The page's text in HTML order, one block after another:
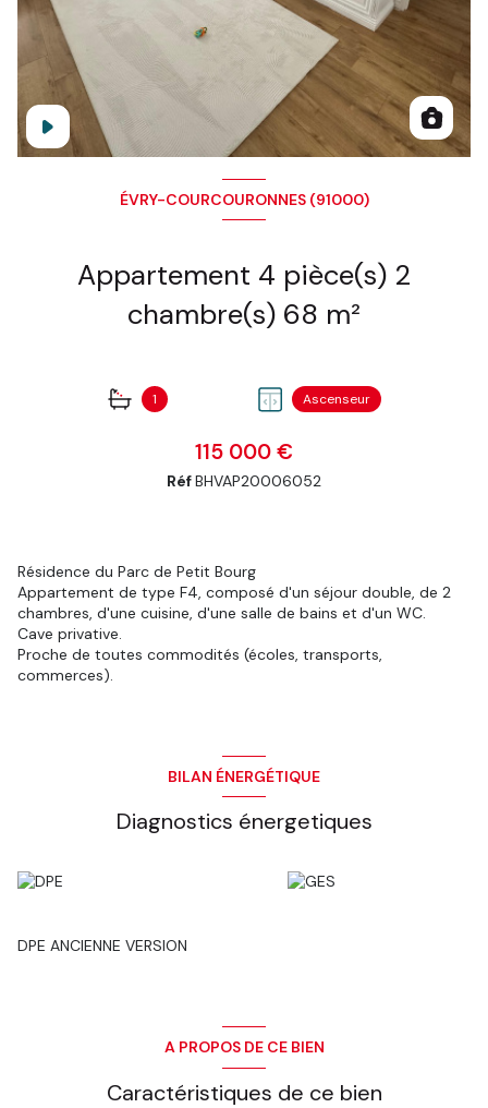
ÉVRY-COURCOURONNES (91000)
Appartement 4 pièce(s) 2
chambre(s) 68 m²
1 Ascenseur
115 000 €
RéfBHVAP20006052
Résidence du Parc de Petit Bourg
Appartement de type F4, composé d'un séjour double, de 2
chambres, d'une cuisine, d'une salle de bains et d'un WC.
Cave privative.
Proche de toutes commodités (écoles, transports,
commerces).
BILAN ÉNERGÉTIQUE
Diagnostics énergetiques
DPE ANCIENNE VERSION
A PROPOS DE CE BIEN
Caractéristiques de ce bien